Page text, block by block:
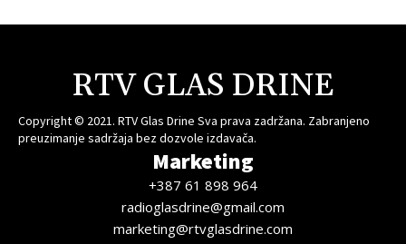
RTV GLAS DRINE
Copyright © 2021. RTV Glas Drine Sva prava zadržana. Zabranjeno
preuzimanje sadržaja bez dozvole izdavača.
Marketing
+387 61 898 964
radioglasdrine@gmail.com
marketing@rtvglasdrine.com